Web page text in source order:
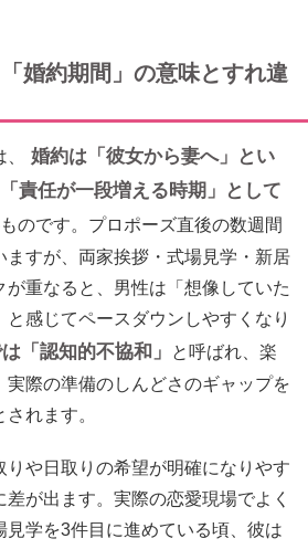
婚約期間」の意味とすれ違
婚約は「彼女から妻へ」とい
責任が一段増える時期」として
ものです。プロポーズ直後の数週間
ますが、両家挨拶・式場見学・新居
重なると、男性は「想像していた
と感じてペースダウンしやすくなり
「認知的不協和」
と呼ばれ、楽
実際の準備のしんどさのギャップを
れます。
りや日取りの希望が明確になりやす
差が出ます。実際の恋愛現場でよく
見学を3件目に進めている頃、彼は